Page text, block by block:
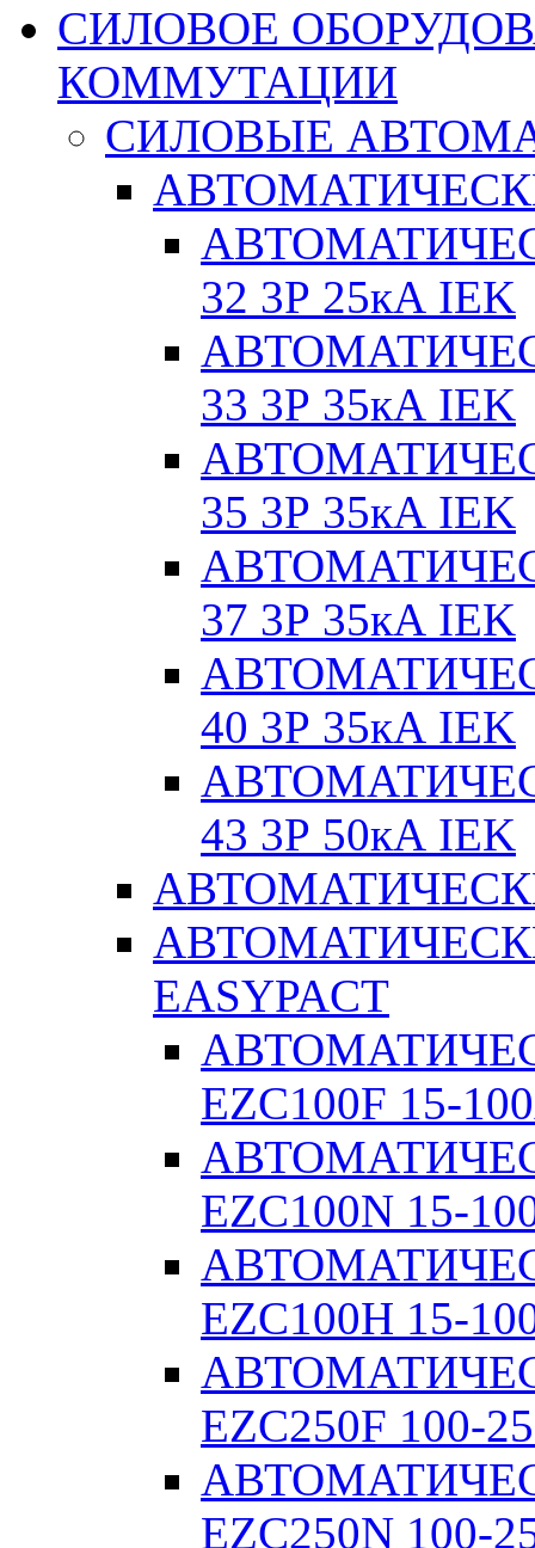
СИЛОВОЕ
КОММУТАЦИИ
СИЛОВЫЕ
32 3Р 25кА IEK
33 3Р 35кА IEK
35 3Р 35кА IEK
37 3Р 35кА IEK
40 3Р 35кА IEK
43 3Р 50кА IEK
EASYPACT
EZC100F 15-
EZC100N 15-
EZC100H 15-
EZC250F 100-
EZC250N 100-